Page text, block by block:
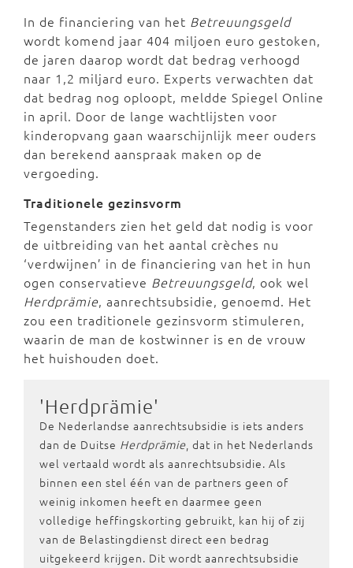
In de financiering van het Betreuungsgeld
wordt komend jaar 404 miljoen euro gestoken,
de jaren daarop wordt dat bedrag verhoogd
naar 1,2 miljard euro. Experts verwachten dat
dat bedrag nog oploopt, meldde Spiegel Online
in april. Door de lange wachtlijsten voor
kinderopvang gaan waarschijnlijk meer ouders
dan berekend aanspraak maken op de
vergoeding.
Traditionele gezinsvorm
Tegenstanders zien het geld dat nodig is voor
de uitbreiding van het aantal crèches nu
‘verdwijnen’ in de financiering van het in hun
ogen conservatieve Betreuungsgeld, ook wel
Herdprämie, aanrechtsubsidie, genoemd. Het
zou een traditionele gezinsvorm stimuleren,
waarin de man de kostwinner is en de vrouw
het huishouden doet.
'Herdprämie'
De Nederlandse aanrechtsubsidie is iets anders
dan de Duitse Herdprämie, dat in het Nederlands
wel vertaald wordt als aanrechtsubsidie. Als
binnen een stel één van de partners geen of
weinig inkomen heeft en daarmee geen
volledige heffingskorting gebruikt, kan hij of zij
van de Belastingdienst direct een bedrag
uitgekeerd krijgen. Dit wordt aanrechtsubsidie